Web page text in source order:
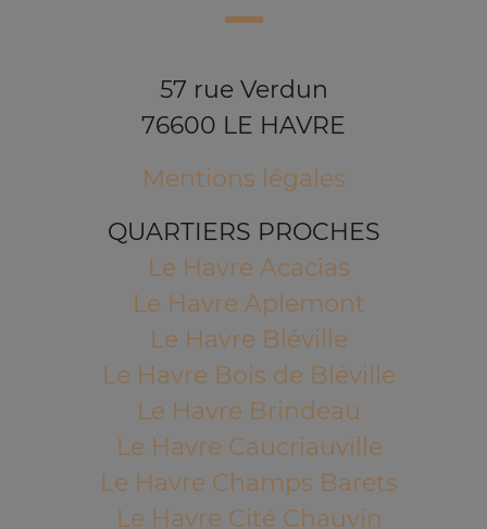
57 rue Verdun
76600 LE HAVRE
Mentions légales
QUARTIERS PROCHES
Le Havre Acacias
Le Havre Aplemont
Le Havre Bléville
Le Havre Bois de Bléville
Le Havre Brindeau
Le Havre Caucriauville
Le Havre Champs Barets
Le Havre Cité Chauvin